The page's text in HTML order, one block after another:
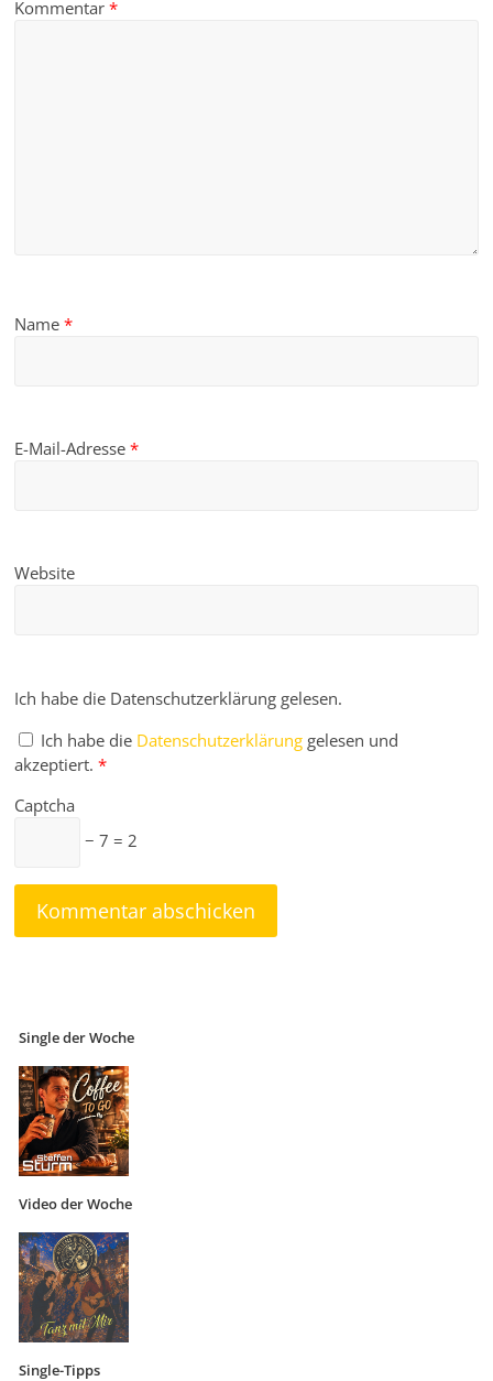
Kommentar*
Name*
E-Mail-Adresse*
Website
Ich habe die Datenschutzerklärung gelesen.
Ich habe die Datenschutzerklärung gelesen und
akzeptiert. *
Captcha
− 7 = 2
Single der Woche
Video der Woche
Single-Tipps